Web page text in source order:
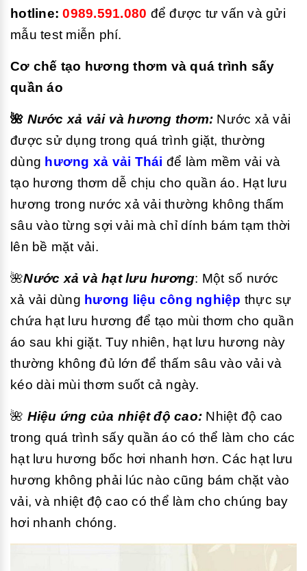
hotline:0989.591.080 để được tư vấn và gửi
mẫu test miễn phí.
Cơ chế tạo hương thơm và quá trình sấy
quần áo
🌺 Nước xả vải và hương thơm: Nước xả vải
được sử dụng trong quá trình giặt, thường
dùng hương xả vải Thái để làm mềm vải và
tạo hương thơm dễ chịu cho quần áo. Hạt lưu
hương trong nước xả vải thường không thấm
sâu vào từng sợi vải mà chỉ dính bám tạm thời
lên bề mặt vải.
🌺Nước xả và hạt lưu hương: Một số nước
xả vải dùng hương liệu công nghiệp thực sự
chứa hạt lưu hương để tạo mùi thơm cho quần
áo sau khi giặt. Tuy nhiên, hạt lưu hương này
thường không đủ lớn để thấm sâu vào vải và
kéo dài mùi thơm suốt cả ngày.
🌺 Hiệu ứng của nhiệt độ cao: Nhiệt độ cao
trong quá trình sấy quần áo có thể làm cho các
hạt lưu hương bốc hơi nhanh hơn. Các hạt lưu
hương không phải lúc nào cũng bám chặt vào
vải, và nhiệt độ cao có thể làm cho chúng bay
hơi nhanh chóng.